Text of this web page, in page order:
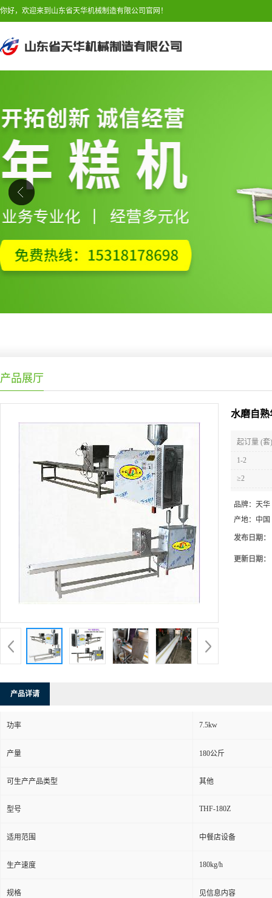
你好，欢迎来到山东省天华机械制造有限公司官网！
产品展厅
水磨自熟
起订量 (套)
1-2
≥2
品牌： 天华
产地： 中国
发布日期：
更新日期：
产品详请
功率 7.5kw
产量 180公斤
可生产产品类型 其他
型号 THF-180Z
适用范围 中餐店设备
生产速度 180kg/h
规格 见信息内容